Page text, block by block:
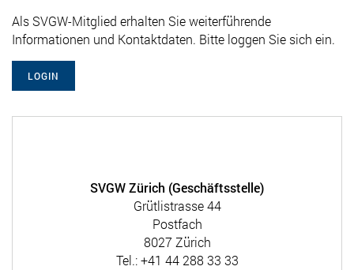
Als SVGW-Mitglied erhalten Sie weiterführende
Informationen und Kontaktdaten. Bitte loggen Sie sich ein.
LOGIN
SVGW Zürich (Geschäftsstelle)
Grütlistrasse 44
Postfach
8027 Zürich
Tel.: +41 44 288 33 33